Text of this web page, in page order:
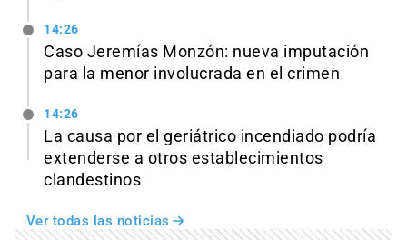
14:26
Caso Jeremías Monzón: nueva imputación
para la menor involucrada en el crimen
14:26
La causa por el geriátrico incendiado podría
extenderse a otros establecimientos
clandestinos
Ver todas las noticias